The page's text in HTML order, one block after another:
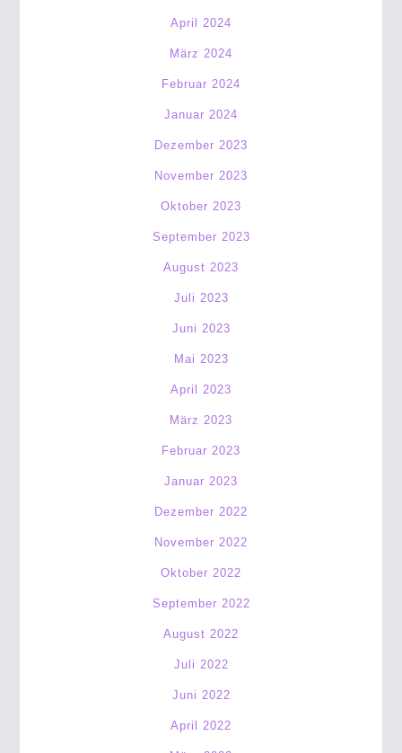
April 2024
März 2024
Februar 2024
Januar 2024
Dezember 2023
November 2023
Oktober 2023
September 2023
August 2023
Juli 2023
Juni 2023
Mai 2023
April 2023
März 2023
Februar 2023
Januar 2023
Dezember 2022
November 2022
Oktober 2022
September 2022
August 2022
Juli 2022
Juni 2022
April 2022